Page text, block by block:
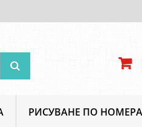
РИСУВАНЕ ПО НОМЕРА